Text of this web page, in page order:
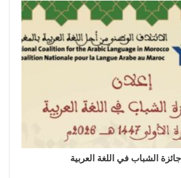
الشباب في اللغة العربية